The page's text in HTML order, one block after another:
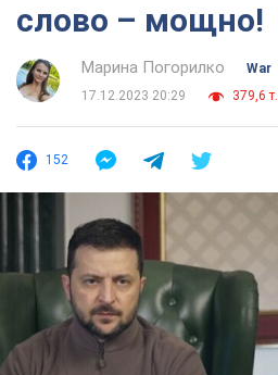
слово – мощно!
Марина Погорилко
War
17.12.2023 20:29
379,6 т.
152